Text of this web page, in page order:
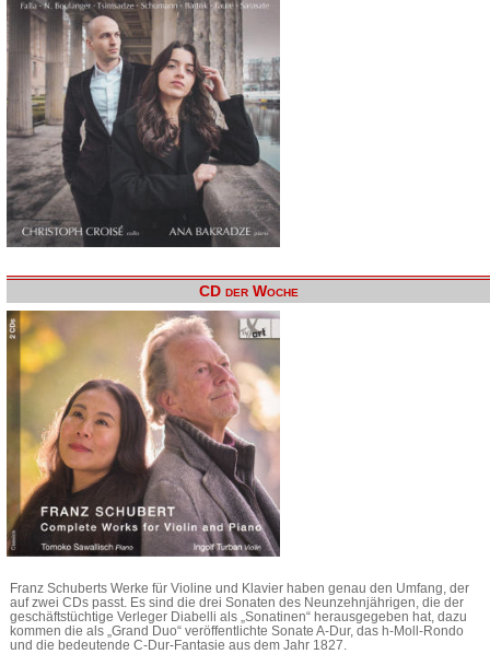
CD der Woche
Franz Schuberts Werke für Violine und Klavier haben genau den Umfang, der
auf zwei CDs passt. Es sind die drei Sonaten des Neunzehnjährigen, die der
geschäftstüchtige Verleger Diabelli als „Sonatinen“ herausgegeben hat, dazu
kommen die als „Grand Duo“ veröffentlichte Sonate A-Dur, das h-Moll-Rondo
und die bedeutende C-Dur-Fantasie aus dem Jahr 1827.